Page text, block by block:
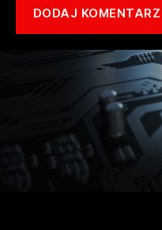
Copyright © 2021